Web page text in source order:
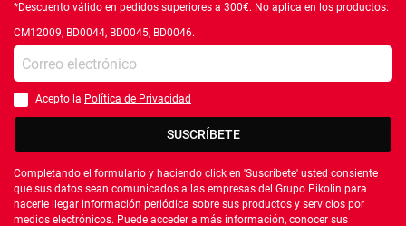
*Descuento válido en pedidos superiores a 300€. No aplica en los productos:
CM12009, BD0044, BD0045, BD0046.
Introduce tu e-mail
Debes aceptar la política de privacidad
Acepto la Política de Privacidad
SUSCRÍBETE
Completando el formulario y haciendo click en 'Suscríbete' usted consiente
que sus datos sean comunicados a las empresas del Grupo Pikolin para
hacerle llegar información periódica sobre sus productos y servicios por
medios electrónicos. Puede acceder a más información, conocer sus